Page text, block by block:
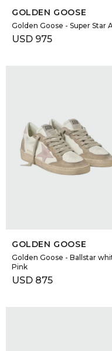
GOLDEN GOOSE
Golden Goose - Super Star
USD 975
GOLDEN GOOSE
Golden Goose - Ballstar
Pink
USD 875